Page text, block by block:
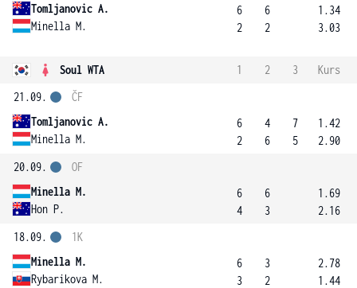
Tomljanovic A.
Minella M.
6
2
6
2
1.34
3.03
Soul WTA 1 2 3
Kurs
21.09.
Tomljanovic A.
Minella M.
ČF
6
2
4
6
7
5
1.42
2.90
20.09.
Minella M.
Hon P.
OF
6
4
6
3
1.69
2.16
18.09.
Minella M.
Rybarikova M.
1K
6
3
3
2
2.78
1.44